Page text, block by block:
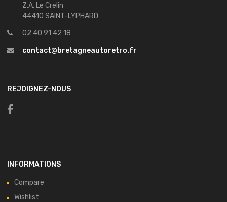
Z.A. Le Crelin
44410 SAINT-LYPHARD
02 40 91 42 18
contact@bretagneautoretro.fr
REJOIGNEZ-NOUS
INFORMATIONS
Compare
Wishlist